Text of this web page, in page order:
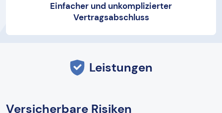
Einfacher und unkomplizierter
Vertragsabschluss
Leistungen
Versicherbare Risiken